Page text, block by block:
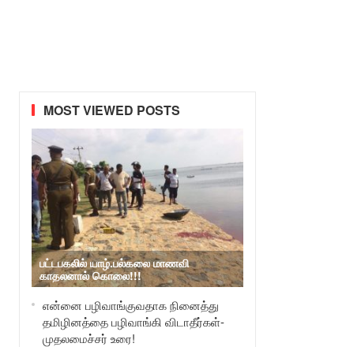
MOST VIEWED POSTS
பட்டபகலில் யாழ்.பல்கலை மாணவி
காதலனால் கொலை!!!
என்னை பழிவாங்குவதாக நினைத்து
தமிழினத்தை பழிவாங்கி விடாதீர்கள்-
முதலமைச்சர் உரை!